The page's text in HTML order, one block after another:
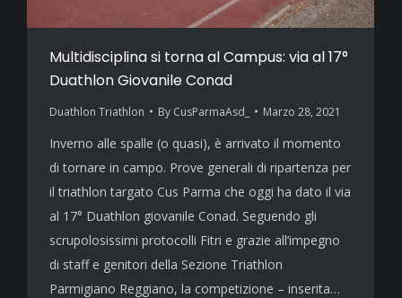
Multidisciplina si torna al Campus: via al 17°
Duathlon Giovanile Conad
Duathlon Triathlon By CusParmaAsd_ Marzo 28, 2021
Inverno alle spalle (o quasi), è arrivato il momento
di tornare in campo. Prove generali di ripartenza per
il triathlon targato Cus Parma che oggi ha dato il via
al 17° Duathlon giovanile Conad. Seguendo gli
scrupolosissimi protocolli Fitri e grazie all’impegno
di staff e genitori della Sezione Triathlon
Parmigiano Reggiano, la competizione – inserita…